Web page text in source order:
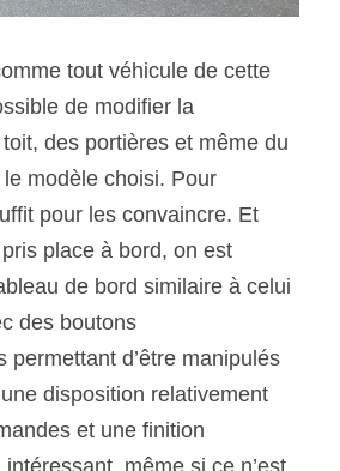
tout véhicule de cette
de modifier la
des portières et même du
modèle choisi. Pour
pour les convaincre. Et
place à bord, on est
de bord similaire à celui
des boutons
permettant d’être manipulés
disposition relativement
et une finition
même si ce n’est